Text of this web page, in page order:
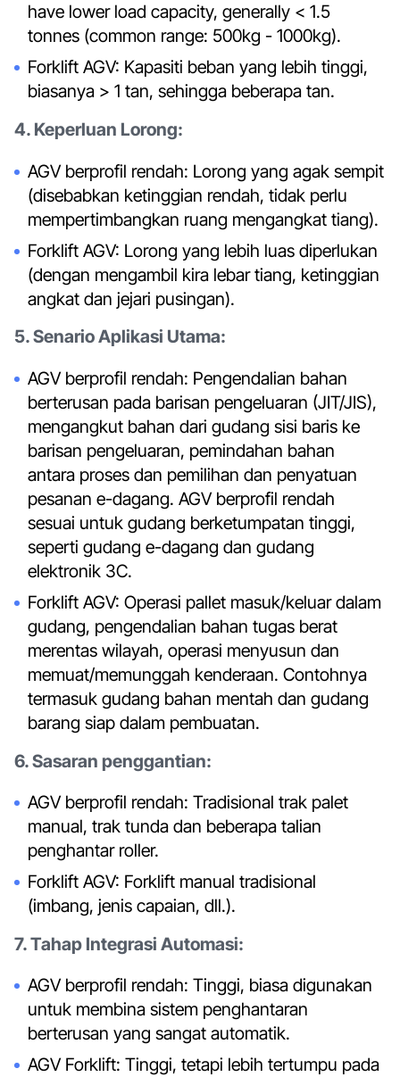
have lower load capacity, generally < 1.5
tonnes (common range: 500kg - 1000kg).
Forklift AGV: Kapasiti beban yang lebih tinggi,
biasanya > 1 tan, sehingga beberapa tan.
4. Keperluan Lorong:
AGV berprofil rendah: Lorong yang agak sempit
(disebabkan ketinggian rendah, tidak perlu
mempertimbangkan ruang mengangkat tiang).
Forklift AGV: Lorong yang lebih luas diperlukan
(dengan mengambil kira lebar tiang, ketinggian
angkat dan jejari pusingan).
5. Senario Aplikasi Utama:
AGV berprofil rendah: Pengendalian bahan
berterusan pada barisan pengeluaran (JIT/JIS),
mengangkut bahan dari gudang sisi baris ke
barisan pengeluaran, pemindahan bahan
antara proses dan pemilihan dan penyatuan
pesanan e-dagang. AGV berprofil rendah
sesuai untuk gudang berketumpatan tinggi,
seperti gudang e-dagang dan gudang
elektronik 3C.
Forklift AGV: Operasi pallet masuk/keluar dalam
gudang, pengendalian bahan tugas berat
merentas wilayah, operasi menyusun dan
memuat/memunggah kenderaan. Contohnya
termasuk gudang bahan mentah dan gudang
barang siap dalam pembuatan.
6. Sasaran penggantian:
AGV berprofil rendah: Tradisional trak palet
manual, trak tunda dan beberapa talian
penghantar roller.
Forklift AGV: Forklift manual tradisional
(imbang, jenis capaian, dll.).
7. Tahap Integrasi Automasi:
AGV berprofil rendah: Tinggi, biasa digunakan
untuk membina sistem penghantaran
berterusan yang sangat automatik.
AGV Forklift: Tinggi, tetapi lebih tertumpu pada